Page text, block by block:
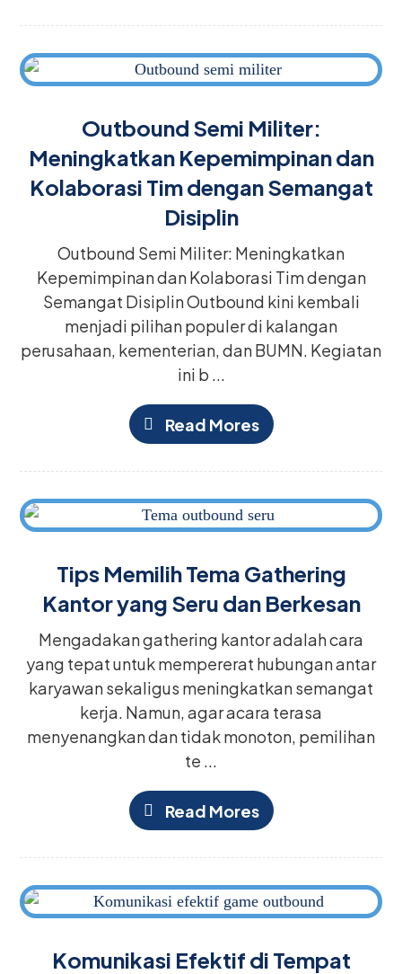
Outbound Semi Militer:
Meningkatkan Kepemimpinan dan
Kolaborasi Tim dengan Semangat
Disiplin
Outbound Semi Militer: Meningkatkan
Kepemimpinan dan Kolaborasi Tim dengan
Semangat Disiplin Outbound kini kembali
menjadi pilihan populer di kalangan
perusahaan, kementerian, dan BUMN. Kegiatan
ini b ...
Read Mores
Tips Memilih Tema Gathering
Kantor yang Seru dan Berkesan
Mengadakan gathering kantor adalah cara
yang tepat untuk mempererat hubungan antar
karyawan sekaligus meningkatkan semangat
kerja. Namun, agar acara terasa
menyenangkan dan tidak monoton, pemilihan
te ...
Read Mores
Komunikasi Efektif di Tempat